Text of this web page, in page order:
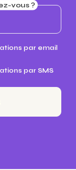
vous ?
par email
par SMS